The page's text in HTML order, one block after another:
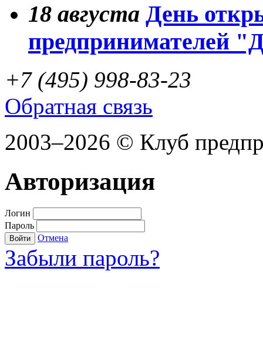
18 августа День
предпринимателей
+7 (495) 998-83-23
Обратная связь
2003–2026 © Клуб
Авторизация
Логин
Пароль
Войти Отмена
Забыли пароль?